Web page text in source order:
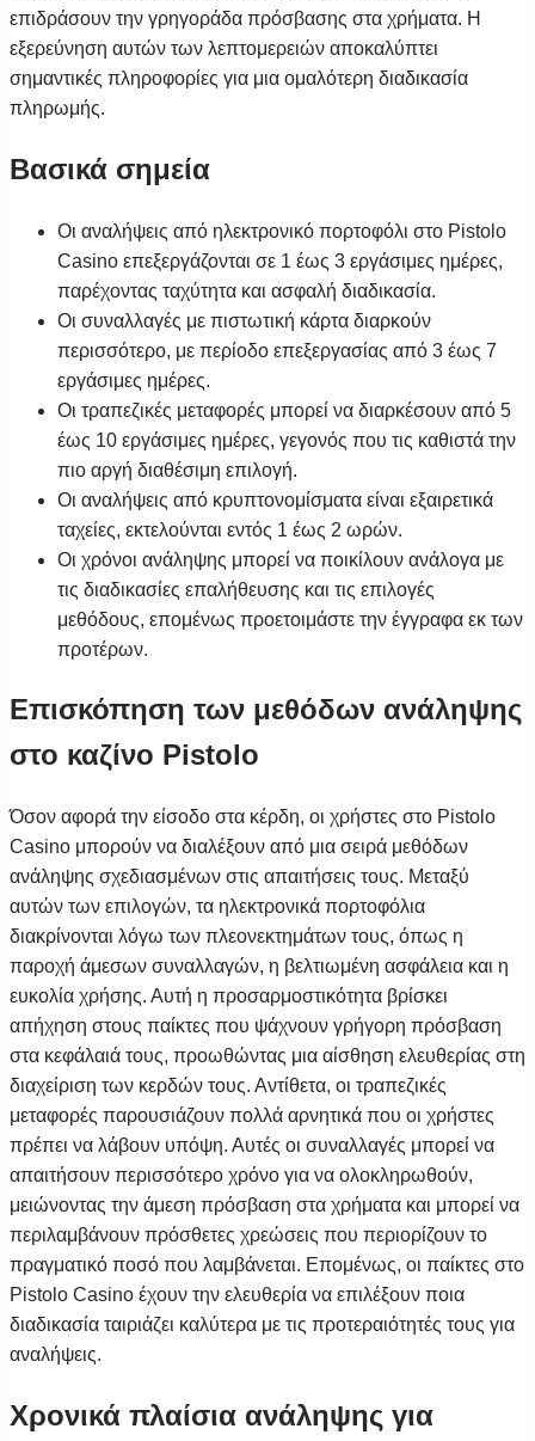
επιδράσουν την γρηγοράδα πρόσβασης στα χρήματα. Η
εξερεύνηση αυτών των λεπτομερειών αποκαλύπτει
σημαντικές πληροφορίες για μια ομαλότερη διαδικασία
πληρωμής.
Βασικά σημεία
Οι αναλήψεις από ηλεκτρονικό πορτοφόλι στο Pistolo
Casino επεξεργάζονται σε 1 έως 3 εργάσιμες ημέρες,
παρέχοντας ταχύτητα και ασφαλή διαδικασία.
Οι συναλλαγές με πιστωτική κάρτα διαρκούν
περισσότερο, με περίοδο επεξεργασίας από 3 έως 7
εργάσιμες ημέρες.
Οι τραπεζικές μεταφορές μπορεί να διαρκέσουν από 5
έως 10 εργάσιμες ημέρες, γεγονός που τις καθιστά την
πιο αργή διαθέσιμη επιλογή.
Οι αναλήψεις από κρυπτονομίσματα είναι εξαιρετικά
ταχείες, εκτελούνται εντός 1 έως 2 ωρών.
Οι χρόνοι ανάληψης μπορεί να ποικίλουν ανάλογα με
τις διαδικασίες επαλήθευσης και τις επιλογές
μεθόδους, επομένως προετοιμάστε την έγγραφα εκ των
προτέρων.
Επισκόπηση των μεθόδων ανάληψης
στο καζίνο Pistolo
Όσον αφορά την είσοδο στα κέρδη, οι χρήστες στο Pistolo
Casino μπορούν να διαλέξουν από μια σειρά μεθόδων
ανάληψης σχεδιασμένων στις απαιτήσεις τους. Μεταξύ
αυτών των επιλογών, τα ηλεκτρονικά πορτοφόλια
διακρίνονται λόγω των πλεονεκτημάτων τους, όπως η
παροχή άμεσων συναλλαγών, η βελτιωμένη ασφάλεια και η
ευκολία χρήσης. Αυτή η προσαρμοστικότητα βρίσκει
απήχηση στους παίκτες που ψάχνουν γρήγορη πρόσβαση
στα κεφάλαιά τους, προωθώντας μια αίσθηση ελευθερίας στη
διαχείριση των κερδών τους. Αντίθετα, οι τραπεζικές
μεταφορές παρουσιάζουν πολλά αρνητικά που οι χρήστες
πρέπει να λάβουν υπόψη. Αυτές οι συναλλαγές μπορεί να
απαιτήσουν περισσότερο χρόνο για να ολοκληρωθούν,
μειώνοντας την άμεση πρόσβαση στα χρήματα και μπορεί να
περιλαμβάνουν πρόσθετες χρεώσεις που περιορίζουν το
πραγματικό ποσό που λαμβάνεται. Επομένως, οι παίκτες στο
Pistolo Casino έχουν την ελευθερία να επιλέξουν ποια
διαδικασία ταιριάζει καλύτερα με τις προτεραιότητές τους για
αναλήψεις.
Χρονικά πλαίσια ανάληψης για